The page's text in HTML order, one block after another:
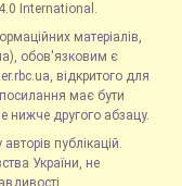
International.
матеріалів,
обов'язковим є
відкритого для
має бути
нижче другого абзацу.
публікацій.
України, не